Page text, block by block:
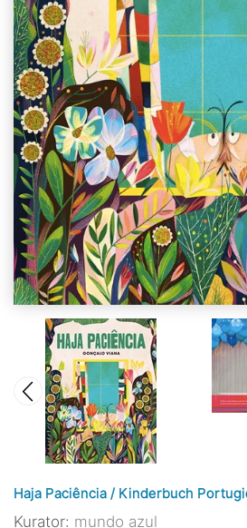
Haja Paciência / Kinderbuch
Kurator: mundo azul